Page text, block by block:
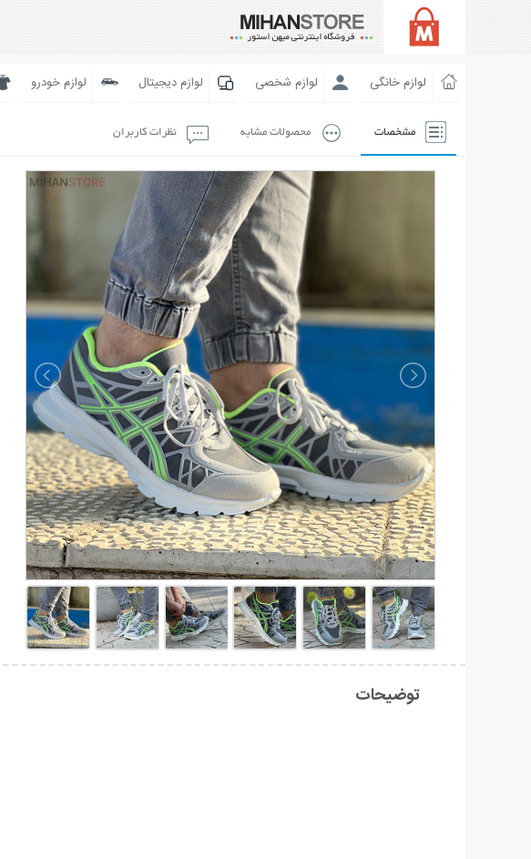
لوازم خانگی لوازم شخصی لوازم دیجیتال لوازم خودرو
مشخصات محصولات مشابه نظرات کاربران
توضیحات